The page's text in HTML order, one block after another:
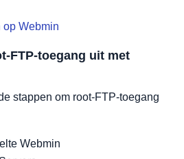
op Webmin
FTP-toegang uit met
stappen om root-FTP-toegang
Webmin